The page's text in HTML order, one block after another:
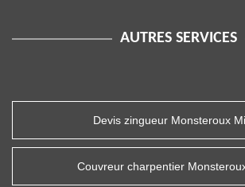
AUTRES SERVICES
Devis zingueur Monsteroux
Couvreur charpentier